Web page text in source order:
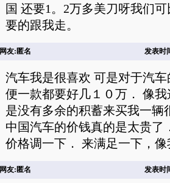
国 还要1。2万多美刀呀我们
要的跟我走。
网友:匿名 发表时
汽车我是很喜欢 可是对于汽
便一款都要好几１０万． 像
是没有多余的积蓄来买我一辆
中国汽车的价钱真的是太贵了
价格调一下． 来满足一下，
网友:匿名 发表时